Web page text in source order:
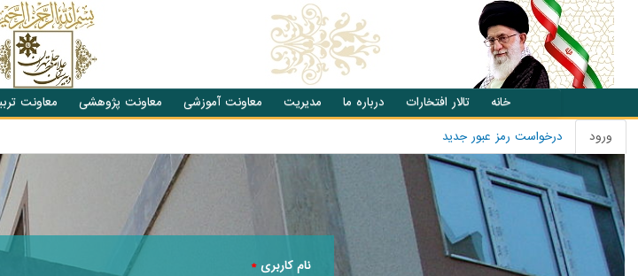
انتقال به محتوای اصلی
خانه تالار افتخارات درباره ما مدیریت معاونت آموزشی معاونت پژوهشی معاونت
تب های اصلی
ورود
فعال)
درخواست رمز عبور جدید
نام کاربری*